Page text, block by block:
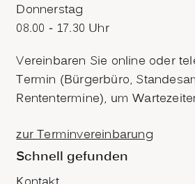
Donnerstag
08.00 - 17.30 Uhr
Vereinbaren Sie online oder
Termin (Bürgerbüro,
Rententermine), um
zur Terminvereinbarung
Schnell gefunden